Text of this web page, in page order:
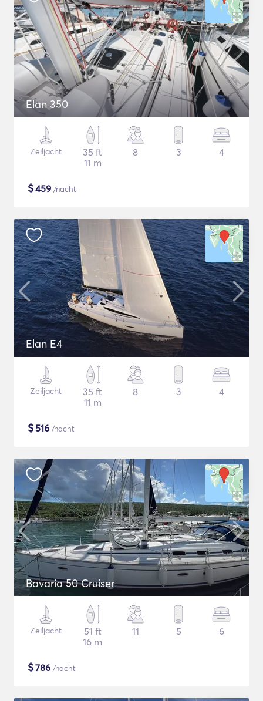
Elan 350
Zeiljacht
35 ft
11 m
8 3 4
$459 /nacht
Elan E4
Zeiljacht
35 ft
11 m
8 3 4
$516 /nacht
Bavaria 50 Cruiser
Zeiljacht
51 ft
16 m
11 5 6
$786 /nacht